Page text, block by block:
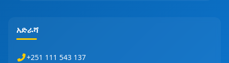
አድራሻ
+251 111 543 137